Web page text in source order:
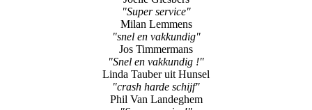
"Super service"
Milan Lemmens
"snel en vakkundig"
Jos Timmermans
"Snel en vakkundig !"
Linda Tauber uit Hunsel
"crash harde schijf"
Phil Van Landeghem